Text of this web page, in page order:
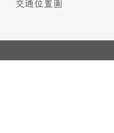
交通位置圖